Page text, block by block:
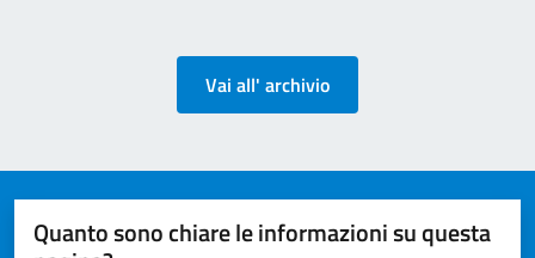
Vai all' archivio
Quanto sono chiare le informazioni su questa